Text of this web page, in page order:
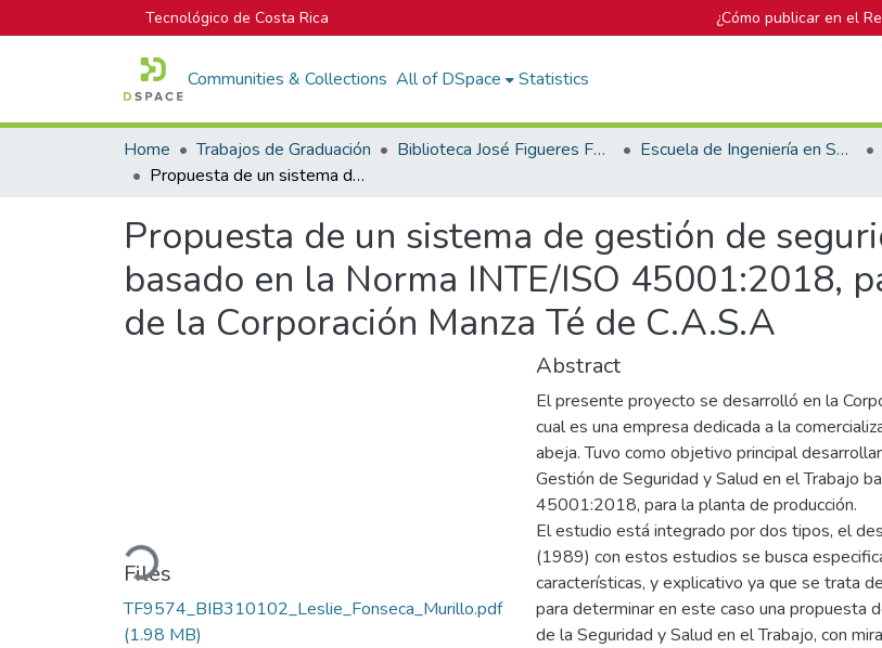
Tecnológico de Costa Rica ¿Cómo publicar en el
Communities & Collections All of DSpace Statistics
Home Trabajos de Graduación Biblioteca José Figueres Ferrer Escuela de Ingeniería en Seguridad Laboral e Higiene Ambiental
Propuesta de un sistema de gestión de seguridad y salud en el trabajo basado en la Norma INTE/ISO 45001:2018, para la planta de producción de la Corporación Manza Té de C.A.S.A
Propuesta de un sistema de gestión de
basado en la Norma INTE/ISO 45001:2018,
de la Corporación Manza Té de C.A.S.A
Loading...
Files
TF9574_BIB310102_Leslie_Fonseca_Murillo.pdf
(1.98 MB)
Abstract
El presente proyecto se desarrolló en la
cual es una empresa dedicada a la
abeja. Tuvo como objetivo principal
Gestión de Seguridad y Salud en el Trabajo
45001:2018, para la planta de producción.
El estudio está integrado por dos tipos, el
(1989) con estos estudios se busca
características, y explicativo ya que se trata
para determinar en este caso una propuesta
de la Seguridad y Salud en el Trabajo, con